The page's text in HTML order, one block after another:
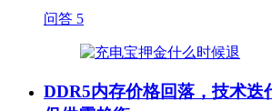
问答 5
DDR5内存价格回落，技术迭